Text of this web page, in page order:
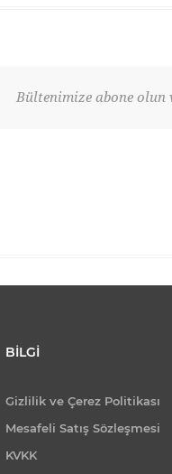
Bültenimize abone olun
BILGI
Gizlilik ve Çerez Politikası
Mesafeli Satış Sözleşmesi
KVKK